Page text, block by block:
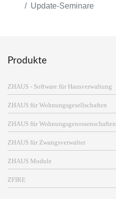
Update-Seminare
Produkte
ZHAUS - Software für Hausverwaltung
ZHAUS für Wohnungsgesellschaften
ZHAUS für Wohnungsgenossenschaften
ZHAUS für Zwangsverwalter
ZHAUS Module
ZFIRE